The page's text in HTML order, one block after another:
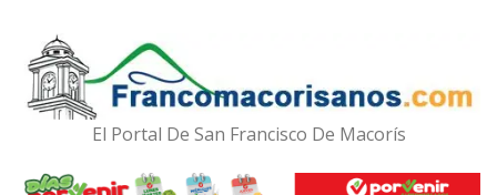
El Portal De San Francisco De Macorís